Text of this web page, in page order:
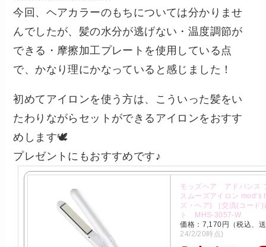
今回、ヘアカラーのもちについては分かりませ
んでしたが、髪の水分が逃げない・温度調節が
できる・摩擦加工プレートを使用している点
で、かなり理にかなっていると感じました！
初めてアイロンを使う方は、こういった髪をい
たわりながらセットができるアイロンをおすす
めします🕊️
プレゼントにもおすすめです♪
モッズヘア アドバンス
スムーズアイロン mod’s
ズ・ヘア) ［交流(コード)
ト MHS-3057-W
価格：7,170円（税込、
24/2/20時点)